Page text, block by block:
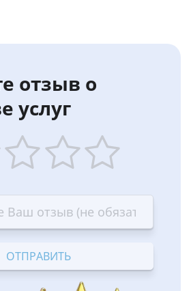
отзыв о
услуг
stars
—
OK
stars
—
Good
stars
—
Excellent